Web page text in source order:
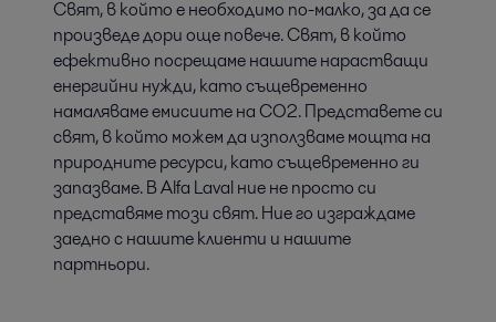
Свят, в който е необходимо по-малко, за да се
произведе дори още повече. Свят, в който
ефективно посрещаме нашите нарастващи
енергийни нужди, като същевременно
намаляваме емисиите на CO2. Представете си
свят, в който можем да използваме мощта на
природните ресурси, като същевременно ги
запазваме. В Alfa Laval ние не просто си
представяме този свят. Ние го изграждаме
заедно с нашите клиенти и нашите
партньори.